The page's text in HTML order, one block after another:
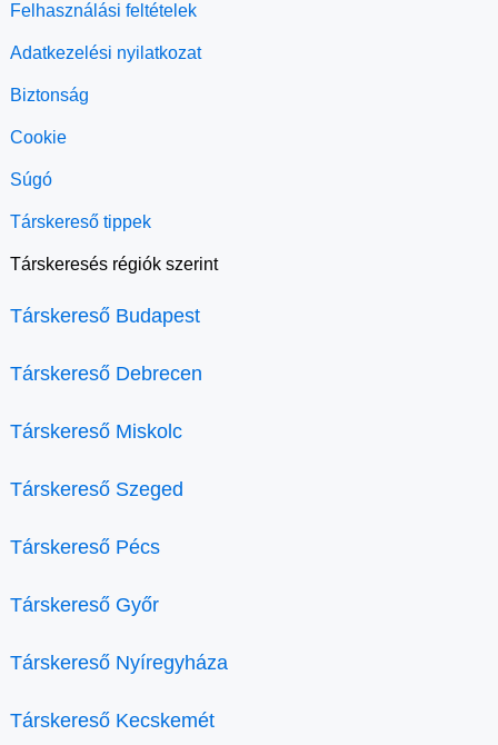
Felhasználási feltételek
Adatkezelési nyilatkozat
Biztonság
Cookie
Súgó
Társkereső tippek
Társkeresés régiók szerint
Társkereső Budapest
Társkereső Debrecen
Társkereső Miskolc
Társkereső Szeged
Társkereső Pécs
Társkereső Győr
Társkereső Nyíregyháza
Társkereső Kecskemét